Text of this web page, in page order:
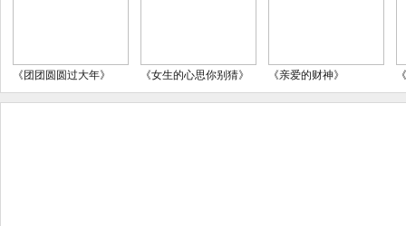
《团团圆圆过大年》 《女生的心思你别猜》 《亲爱的财神》